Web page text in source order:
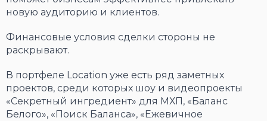
новую аудиторию и клиентов.
Финансовые условия сделки стороны не
раскрывают.
В портфеле Location уже есть ряд заметных
проектов, среди которых шоу и видеопроекты
«Секретный ингредиент» для МХП, «Баланс
Белого», «Поиск Баланса», «Ежевичное